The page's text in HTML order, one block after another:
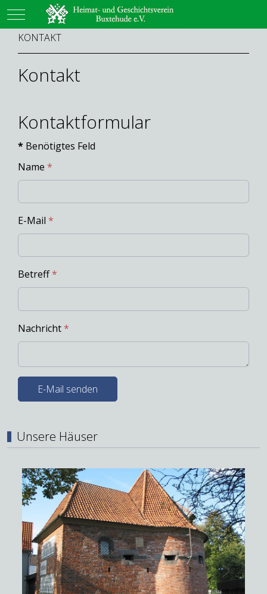
Mobile Menu Toggle
KONTAKT
Kontakt
Kontaktformular
* Benötigtes Feld
Name *
E-Mail *
Betreff*
Nachricht*
E-Mail senden
Unsere Häuser